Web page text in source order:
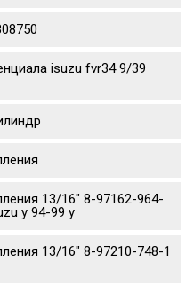
isuzu fvr34 9/39
13/16" 8-97162-964-
y 94-99 y
13/16" 8-97210-748-1